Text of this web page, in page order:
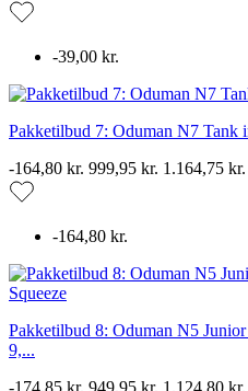
-39,00 kr.
Pakketilbud 7: Oduman N7 Tank
-164,80 kr. 999,95 kr. 1.164,75 kr.
-164,80 kr.
Pakketilbud 8: Oduman N5
9,...